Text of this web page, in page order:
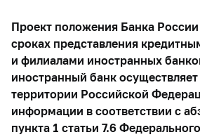
Проект положения Банка
сроках представления
и филиалами иностранных
иностранный банк осуществляет
территории Российской
информации в соответствии с
пункта 1 статьи 7.6